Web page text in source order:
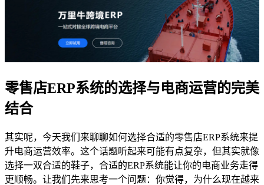
零售店ERP系统的选择与电商运营的完美
结合
其实呢，今天我们来聊聊如何选择合适的零售店ERP系统来提
升电商运营效率。这个话题听起来可能有点复杂，但其实就像
选择一双合适的鞋子，合适的ERP系统能让你的电商业务走得
更顺畅。让我们先来思考一个问题：你觉得，为什么现在越来